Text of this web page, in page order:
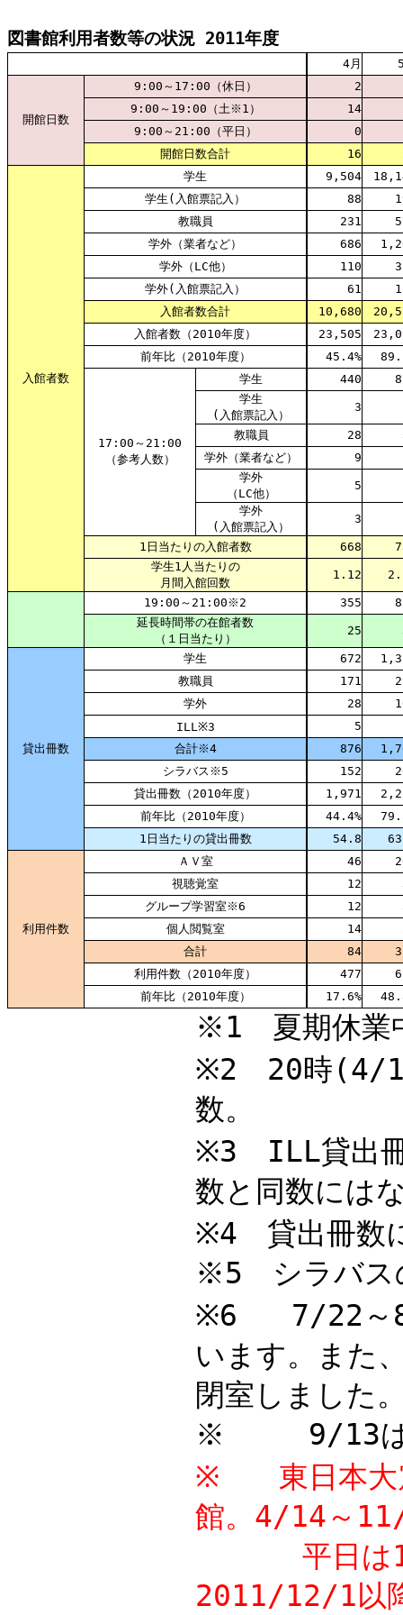
図書館利用者数等の状況 2011年度
4月
開館日数
9:00～17:00（休日）
2
9:00～19:00（土※1）
14
9:00～21:00（平日）
0
開館日数合計
16
入館者数
学生 9,504
学生(入館票記入）
88
教職員
231
学外（業者など）
686
学外（LC他）
110
学外(入館票記入）
61
入館者数合計
10,680
入館者数（2010年度）
23,505
前年比（2010年度）
45.4%
17:00～21:00
（参考人数）
学生 440
学生
(入館票記入）
3
教職員 28
学外（業者など）
9
学外
（LC他）
5
学外
(入館票記入）
3
1日当たりの入館者数 668
学生1人当たりの
月間入館回数
1.12
19:00～21:00※2 355
延長時間帯の在館者数
（１日当たり）
25
貸出冊数
学生 672
教職員
171
学外
28
ILL※3
5
合計※4
876
シラバス※5
152
貸出冊数（2010年度）
1,971
前年比（2010年度）
44.4%
1日当たりの貸出冊数
54.8
利用件数
ＡＶ室 46
視聴覚室
12
グループ学習室※6
12
個人閲覧室
14
合計
84
利用件数（2010年度）
477
前年比（2010年度）
17.6%
※1 夏期休業
※2 20時(4/14
数。
※3 ILL貸出冊
数と同数には
※4 貸出冊数
※5 シラバス
※6
7/22～
います。また
閉室しました
※
9/13
※ 東日本大
館。4/14～
平日は19時
2011/12/1以